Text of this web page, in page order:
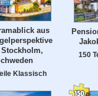
aus
Klassisch
150